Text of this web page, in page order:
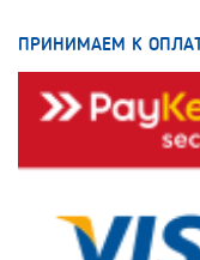
ПРИНИМАЕМ К